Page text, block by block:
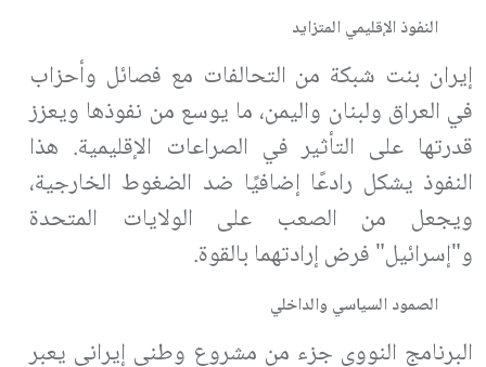
النفوذ الإقليمي المتزايد
إيران بنت شبكة من التحالفات مع فصائل وأحزاب
في العراق ولبنان واليمن، ما يوسع من نفوذها ويعزز
قدرتها على التأثير في الصراعات الإقليمية. هذا
النفوذ يشكل رادعًا إضافيًا ضد الضغوط الخارجية،
ويجعل من الصعب على الولايات المتحدة
و"إسرائيل" فرض إرادتهما بالقوة.
الصمود السياسي والداخلي
البرنامج النووي جزء من مشروع وطني إيراني يعبر